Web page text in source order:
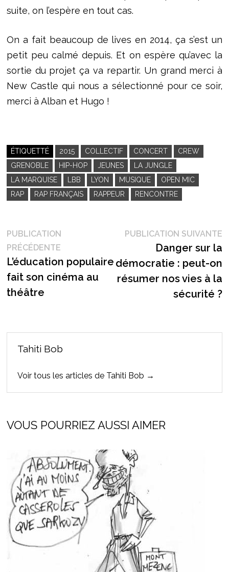
suite, on l’espère en tout cas.
On a fait beaucoup de lives en 2014, ça s’est un
petit peu calmé depuis. Et on espère qu’avec la
sortie du projet ça va repartir. Un grand merci à
New Castle qui nous a sélectionné pour ce soir,
merci à Alban et Hugo !
ÉTIQUETTÉ 2015 COLLECTIF CONCERT
CREW
GRENOBLE
HIP-HOP JEUNES
LA JUNGLE
LA MARQUISE
LBB LYON MUSIQUE
OPEN MIC
RAP
RAP FRANÇAIS RAPPEUR RENCONTRE
Navigation
de
l’article
PUBLICATION
PRÉCÉDENTEPublication
précédente :
L’éducation populaire
fait son cinéma au
théâtre
PUBLICATION SUIVANTE
Danger sur la
démocratie : peut-on
résumer nos vies à la
sécurité ?
Tahiti Bob
Voir tous les articles de Tahiti Bob →
VOUS POURRIEZ AUSSI AIMER